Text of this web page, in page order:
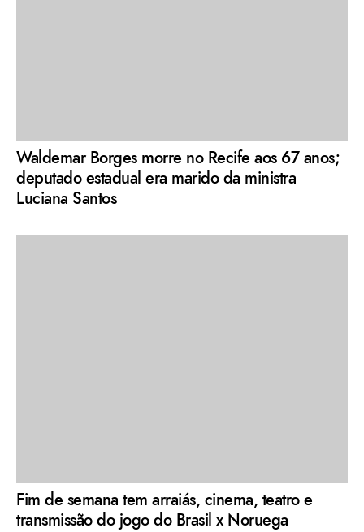
Waldemar Borges morre no Recife aos 67 anos;
deputado estadual era marido da ministra
Luciana Santos
Fim de semana tem arraiás, cinema, teatro e
transmissão do jogo do Brasil x Noruega